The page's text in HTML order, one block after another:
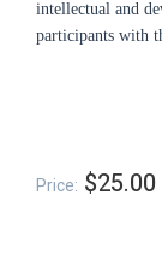
intellectual and
participants with
appropriately
impairment,
vulnerabilities
end of this
Price: $25.00